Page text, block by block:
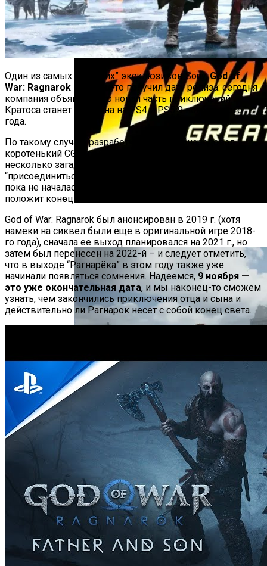
Вышел Первый Трейлер Игры Indiana
Jones And The Great Circle
Впечатление От The Last Of Us: Part II
Remastered
Один из самых “громких” эксклюзивов Sony,God of
War: Ragnarok наконец-то получил дату релиза: сегодня
компания объявила, что новая часть приключений
Кратоса станет доступна на PS4 и PS5 9 ноября этого
года.
По такому случаю разработчик также обнародовал
коротенький CGI-трейлер игры, в описании к которому
несколько загадочно призывает поклонников цикла
“присоединиться к Кратосу и Атрею в поисках ответов,
пока не началась битва с пророчествами, которая
положит конец света”.
God of War: Ragnarok был анонсирован в 2019 г. (хотя
намеки на сиквел были еще в оригинальной игре 2018-
го года), сначала ее выход планировался на 2021 г., но
затем был перенесен на 2022-й – и следует отметить,
что в выходе “Рагнарёка” в этом году также уже
начинали появляться сомнения. Надеемся, 9 ноября —
это уже окончательная дата, и мы наконец-то сможем
узнать, чем закончились приключения отца и сына и
действительно ли Рагнарок несет с собой конец света.